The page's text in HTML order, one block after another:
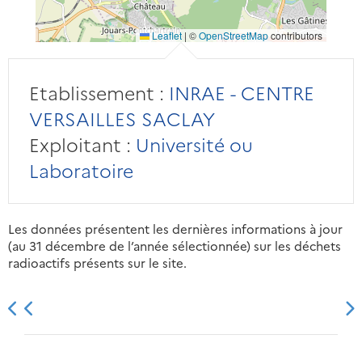
Leaflet | ©OpenStreetMapcontributors
Etablissement : INRAE - CENTRE
VERSAILLES SACLAY
Exploitant : Université ou
Laboratoire
Les données présentent les dernières informations à jour
(au 31 décembre de l’année sélectionnée) sur les déchets
radioactifs présents sur le site.